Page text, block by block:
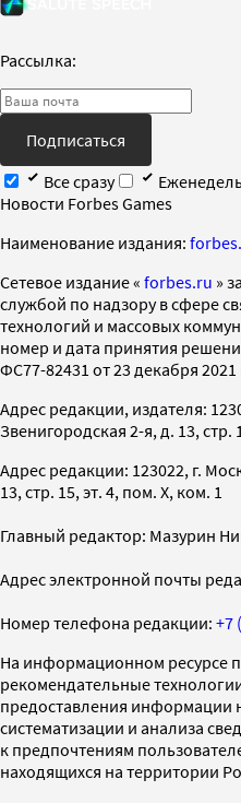
Рассылка:
Подписаться
Все сразу
Новости Forbes Games
Наименование издания:
Cетевое издание « forbes.ru »
службой по надзору в сфере
технологий и массовых
номер и дата принятия
ФС77-82431 от 23 декабря 2021
Адрес редакции, издателя:
Звенигородская 2-я, д. 13, стр.
Адрес редакции: 123022, г.
13, стр. 15, эт. 4, пом. X, ком. 1
Главный редактор: Мазурин
Адрес электронной почты
Номер телефона редакции: +7
На информационном ресурсе
рекомендательные
предоставления информации
систематизации и анализа
к предпочтениям
находящихся на территории